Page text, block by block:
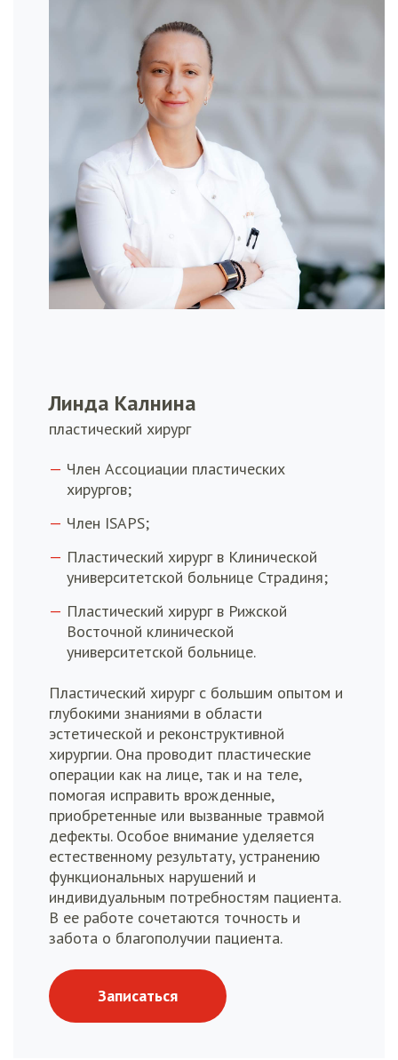
Линда Калнина
пластический хирург
Член Ассоциации пластических
хирургов;
Член ISAPS;
Пластический хирург в Клинической
университетской больнице Страдиня;
Пластический хирург в Рижской
Восточной клинической
университетской больнице.
Пластический хирург с большим опытом и
глубокими знаниями в области
эстетической и реконструктивной
хирургии. Она проводит пластические
операции как на лице, так и на теле,
помогая исправить врожденные,
приобретенные или вызванные травмой
дефекты. Особое внимание уделяется
естественному результату, устранению
функциональных нарушений и
индивидуальным потребностям пациента.
В ее работе сочетаются точность и
забота о благополучии пациента.
Записаться